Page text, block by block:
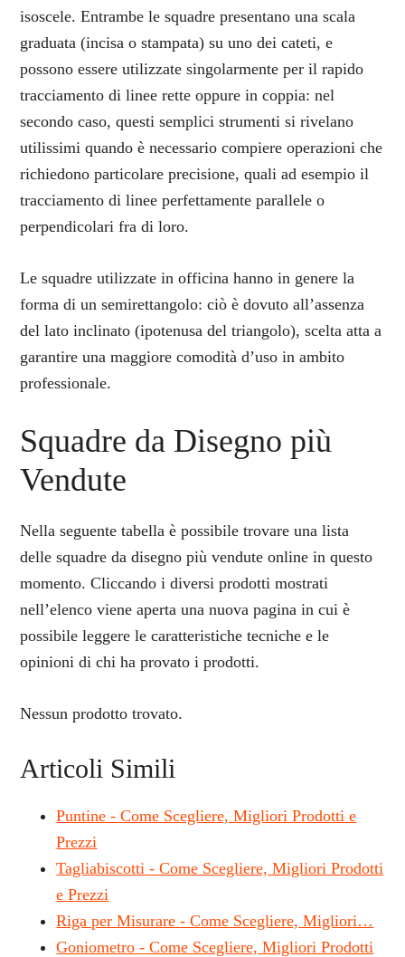
isoscele. Entrambe le squadre presentano una scala
graduata (incisa o stampata) su uno dei cateti, e
possono essere utilizzate singolarmente per il rapido
tracciamento di linee rette oppure in coppia: nel
secondo caso, questi semplici strumenti si rivelano
utilissimi quando è necessario compiere operazioni che
richiedono particolare precisione, quali ad esempio il
tracciamento di linee perfettamente parallele o
perpendicolari fra di loro.
Le squadre utilizzate in officina hanno in genere la
forma di un semirettangolo: ciò è dovuto all’assenza
del lato inclinato (ipotenusa del triangolo), scelta atta a
garantire una maggiore comodità d’uso in ambito
professionale.
Squadre da Disegno più
Vendute
Nella seguente tabella è possibile trovare una lista
delle squadre da disegno più vendute online in questo
momento. Cliccando i diversi prodotti mostrati
nell’elenco viene aperta una nuova pagina in cui è
possibile leggere le caratteristiche tecniche e le
opinioni di chi ha provato i prodotti.
Nessun prodotto trovato.
Articoli Simili
Puntine - Come Scegliere, Migliori Prodotti e
Prezzi
Tagliabiscotti - Come Scegliere, Migliori Prodotti
e Prezzi
Riga per Misurare - Come Scegliere, Migliori…
Goniometro - Come Scegliere, Migliori Prodotti